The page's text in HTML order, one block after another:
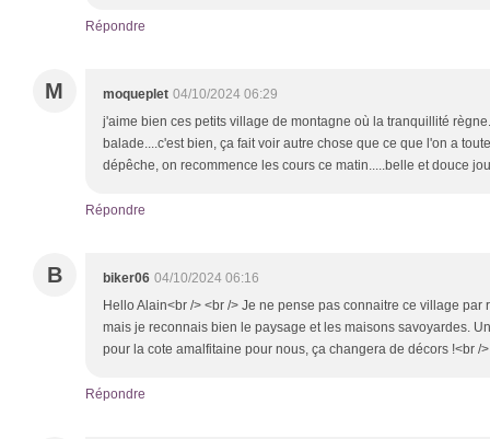
Répondre
M moqueplet 04/10/2024 06:29
j'aime bien ces petits village de montagne où la tranquillité
balade....c'est bien, ça fait voir autre chose que ce que l'on a
dépêche, on recommence les cours ce matin.....belle et douce
Répondre
B biker06 04/10/2024 06:16
Hello Alain<br /> <br /> Je ne pense pas connaitre ce village par
mais je reconnais bien le paysage et les maisons savoyardes.
pour la cote amalfitaine pour nous, ça changera de décors !<br /
Répondre